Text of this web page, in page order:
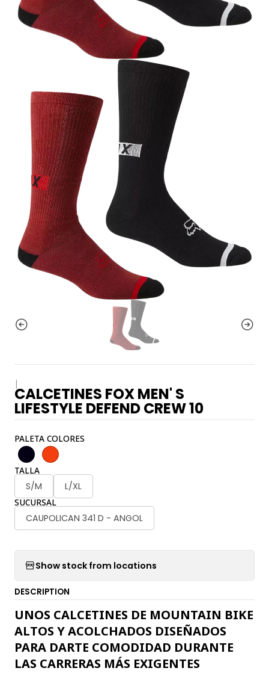
|
CALCETINES FOX MEN' S
LIFESTYLE DEFEND CREW 10
PALETA COLORES
TALLA
S/M L/XL
SUCURSAL
CAUPOLICAN 341 D - ANGOL
Show stock from locations
DESCRIPTION
UNOS CALCETINES DE MOUNTAIN BIKE
ALTOS Y ACOLCHADOS DISEÑADOS
PARA DARTE COMODIDAD DURANTE
LAS CARRERAS MÁS EXIGENTES